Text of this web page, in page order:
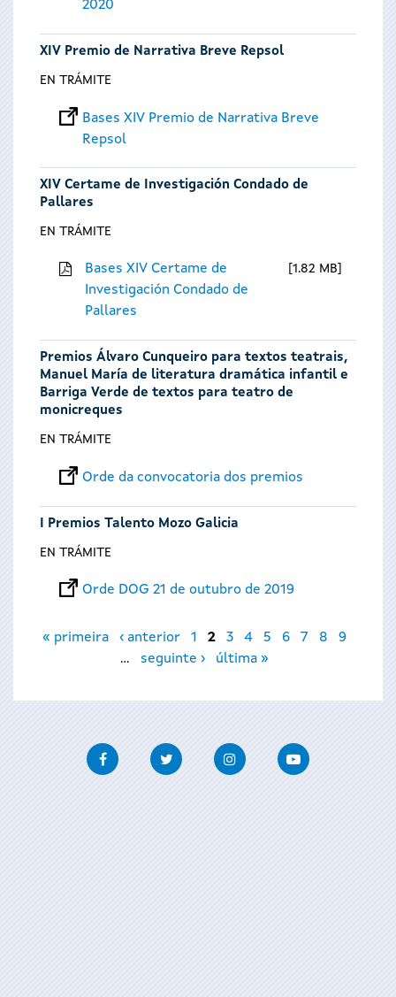
2020
XIV Premio de Narrativa Breve Repsol
EN TRÁMITE
Bases XIV Premio de Narrativa Breve
Repsol
XIV Certame de Investigación Condado de
Pallares
EN TRÁMITE
Bases XIV Certame de
Investigación Condado de
Pallares
1.82 MB
Premios Álvaro Cunqueiro para textos teatrais,
Manuel María de literatura dramática infantil e
Barriga Verde de textos para teatro de
monicreques
EN TRÁMITE
Orde da convocatoria dos premios
I Premios Talento Mozo Galicia
EN TRÁMITE
Orde DOG 21 de outubro de 2019
Páxinas
« primeira ‹ anterior 1 2 3 4 5 6 7 8
9
…
seguinte › última »
FacebookTwitter InstagramYoutube